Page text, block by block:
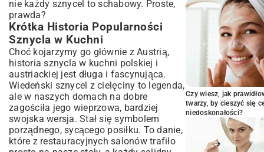
Sznycle w Innej Odsłonie: Inspiracje i
Warianty
Sznycle Pieczone w Piekarniku: Zdrowsza
Alternatywa
Sznycle Po Wiedeńsku: Oryginalny Przepis
Inne Rodzaje Mięsa i Wegańskie
Alternatywy
Podsumowanie: Delektuj się Domowymi
Sznyclami na Co Dzień
nie każdy sznycel to schabowy. Proste,
prawda?
Krótka Historia Popularności
Sznycla w Kuchni
Choć kojarzymy go głównie z Austrią,
historia sznycla w kuchni polskiej i
austriackiej jest długa i fascynująca.
Wiedeński sznycel z cielęciny to legenda,
ale w naszych domach na dobre
zagościła jego wieprzowa, bardziej
swojska wersja. Stał się symbolem
porządnego, sycącego posiłku. To danie,
które z restauracyjnych salonów trafiło
Czy wiesz, jak
twarzy, by cieszyć się
niedoskonałości?